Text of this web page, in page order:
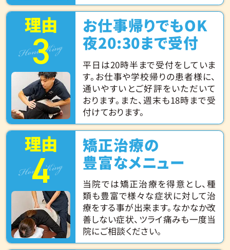
理由
3
Hone King
お仕事帰りでもOK
夜20:30まで受付
平日は20時半まで受付をしていま
す。お仕事や学校帰りの患者様に、
通いやすいとご好評をいただいて
おります。また、週末も18時まで受
付けております。
理由
4
Hone King
矯正治療の
豊富なメニュー
当院では矯正治療を得意とし、種
類も豊富で様々な症状に対して治
療をする事が出来ます。なかなか改
善しない症状、ツライ痛みも一度当
院にご相談ください。